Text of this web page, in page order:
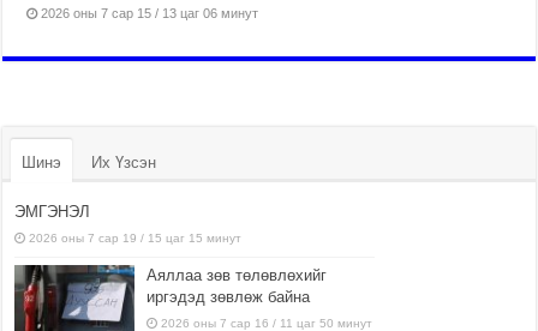
2026 оны 7 сар 15 / 13 цаг 06 минут
Шинэ Их Үзсэн
ЭМГЭНЭЛ
2026 оны 7 сар 19 / 15 цаг 15 минут
Аяллаа зөв төлөвлөхийг
иргэдэд зөвлөж байна
2026 оны 7 сар 16 / 11 цаг 50 минут